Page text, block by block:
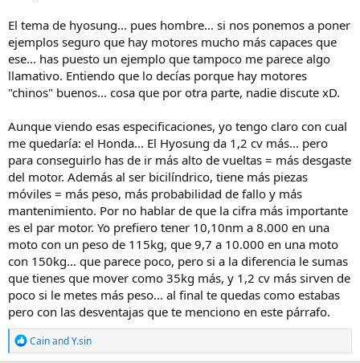
CBr 125 2006
13.00 cv (9.5 kw) a 10000 rpm 10.10 nm (1.0 kgf-m o 7.4 ft.lbs) a
8000 rpm
HYOSUNG gt 125 2006
14.21 cv (10.4 kw) a 10500 rpm --- 9.70 nm (1.0 kgf-m o 7.2 ft.lbs) a
Sip, se debe a que el motor es en "V", mas y mejor revoluciones en
baja y medias, peor en altas.
El tema de hyosung... pues hombre... si nos ponemos a poner
ejemplos seguro que hay motores mucho más capaces que
ese... has puesto un ejemplo que tampoco me parece algo
llamativo. Entiendo que lo decías porque hay motores
"chinos" buenos... cosa que por otra parte, nadie discute xD.
Aunque viendo esas especificaciones, yo tengo claro con cual
me quedaría: el Honda... El Hyosung da 1,2 cv más... pero
para conseguirlo has de ir más alto de vueltas = más desgaste
del motor. Además al ser bicilíndrico, tiene más piezas
móviles = más peso, más probabilidad de fallo y más
mantenimiento. Por no hablar de que la cifra más importante
es el par motor. Yo prefiero tener 10,10nm a 8.000 en una
moto con un peso de 115kg, que 9,7 a 10.000 en una moto
con 150kg... que parece poco, pero si a la diferencia le sumas
que tienes que mover como 35kg más, y 1,2 cv más sirven de
poco si le metes más peso... al final te quedas como estabas
pero con las desventajas que te menciono en este párrafo.
R
e
CainandY.sin